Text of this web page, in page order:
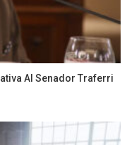
Al Senador Traferri